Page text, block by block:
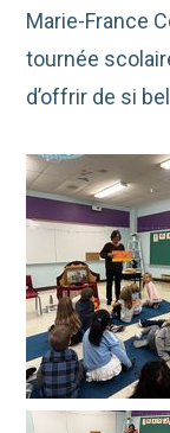
Marie-France
tournée
d’offrir de si